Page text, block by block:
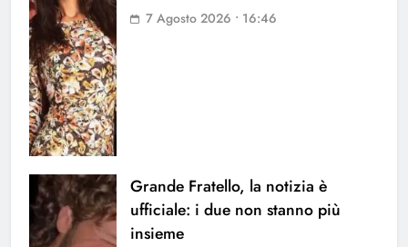
7 Agosto 2026 • 16:46
Grande Fratello, la notizia è
ufficiale: i due non stanno più
insieme